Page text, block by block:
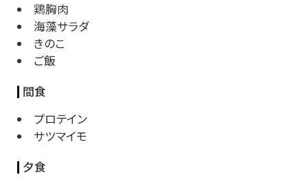
鶏胸肉
海藻サラダ
きのこ
ご飯
間食
プロテイン
サツマイモ
夕食